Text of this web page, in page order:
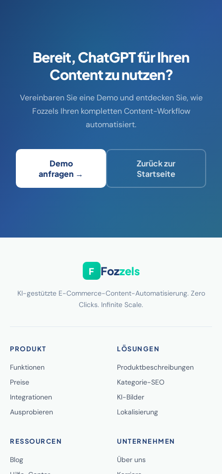
Bereit, ChatGPT für Ihren
Content zu nutzen?
Vereinbaren Sie eine Demo und entdecken Sie, wie
Fozzels Ihren kompletten Content-Workflow
automatisiert.
Demo
anfragen →
Zurück zur
Startseite
F Fozzels
KI-gestützte E-Commerce-Content-Automatisierung. Zero
Clicks. Infinite Scale.
PRODUKT
Funktionen
Preise
Integrationen
Ausprobieren
LÖSUNGEN
Produktbeschreibungen
Kategorie-SEO
KI-Bilder
Lokalisierung
RESSOURCEN
Blog
UNTERNEHMEN
Über uns